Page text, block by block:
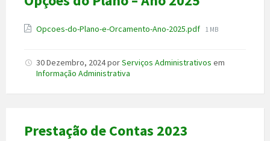
Anexo
Opcoes-do-Plano-e-Orcamento-Ano-2025.pdf File
1 MB
30 Dezembro, 2024porServiços Administrativos em
Informação Administrativa
Prestação de Contas 2023